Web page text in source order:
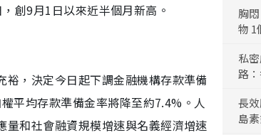
創9月1日以來近半個月新高。
，決定今日起下調金融機構存款準備
平均存款準備金率將降至約7.4%。人
和社會融資規模增速與名義經濟增速
胸
物 1
私
路
長
島